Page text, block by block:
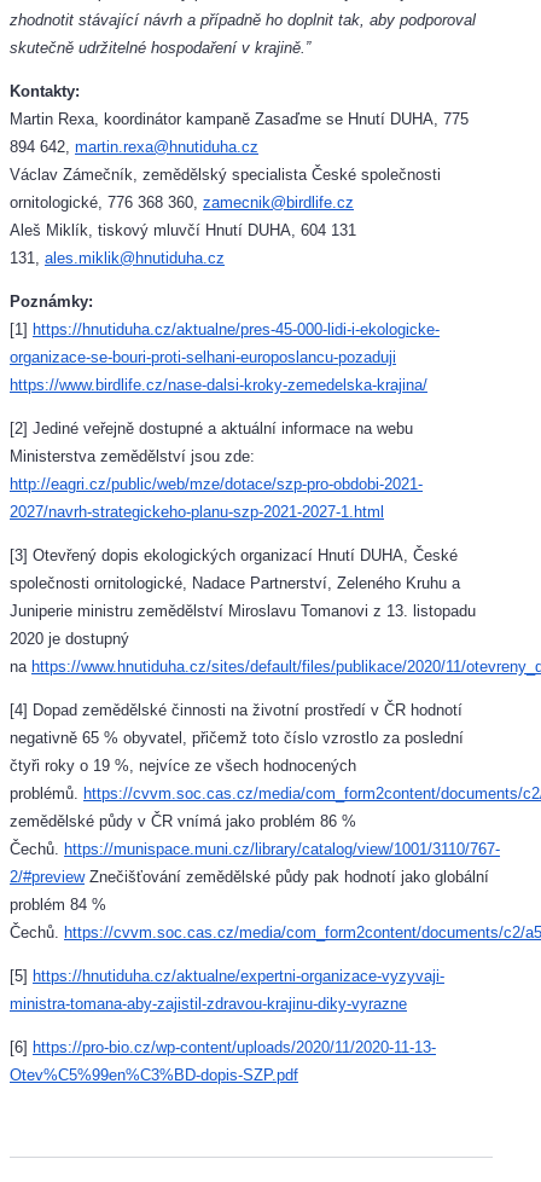
zhodnotit stávající návrh a případně ho doplnit tak, aby podporoval
skutečně udržitelné hospodaření v krajině.”
Kontakty:
Martin Rexa, koordinátor kampaně Zasaďme se Hnutí DUHA, 775
894 642, martin.rexa@hnutiduha.cz
Václav Zámečník, zemědělský specialista České společnosti
ornitologické, 776 368 360, zamecnik@birdlife.cz
Aleš Miklík, tiskový mluvčí Hnutí DUHA, 604 131
131, ales.miklik@hnutiduha.cz
Poznámky:
[1] https://hnutiduha.cz/aktualne/pres-45-000-lidi-i-ekologicke-
organizace-se-bouri-proti-selhani-europoslancu-pozaduji
https://www.birdlife.cz/nase-dalsi-kroky-zemedelska-krajina/
[2] Jediné veřejně dostupné a aktuální informace na webu
Ministerstva zemědělství jsou zde:
http://eagri.cz/public/web/mze/dotace/szp-pro-obdobi-2021-
2027/navrh-strategickeho-planu-szp-2021-2027-1.html
[3] Otevřený dopis ekologických organizací Hnutí DUHA, České
společnosti ornitologické, Nadace Partnerství, Zeleného Kruhu a
Juniperie ministru zemědělství Miroslavu Tomanovi z 13. listopadu
2020 je dostupný
na https://www.hnutiduha.cz/sites/default/files/publikace/2020/11/
[4] Dopad zemědělské činnosti na životní prostředí v ČR hodnotí
negativně 65 % obyvatel, přičemž toto číslo vzrostlo za poslední
čtyři roky o 19 %, nejvíce ze všech hodnocených
problémů. https://cvvm.soc.cas.cz/media/com_form2content/documents/
zemědělské půdy v ČR vnímá jako problém 86 %
Čechů. https://munispace.muni.cz/library/catalog/view/1001/3110/767-
2/#previewZnečišťování zemědělské půdy pak hodnotí jako globální
problém 84 %
Čechů. https://cvvm.soc.cas.cz/media/com_form2content/documents/c2/
[5] https://hnutiduha.cz/aktualne/expertni-organizace-vyzyvaji-
ministra-tomana-aby-zajistil-zdravou-krajinu-diky-vyrazne
[6] https://pro-bio.cz/wp-content/uploads/2020/11/2020-11-13-
Otev%C5%99en%C3%BD-dopis-SZP.pdf